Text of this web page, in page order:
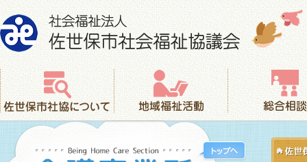
社会福祉法人 佐世保市社会福祉協議会
佐世保市社協について
地域福祉活動 総合相談